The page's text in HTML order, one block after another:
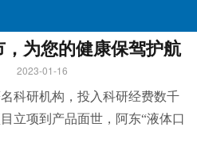
为您的健康保驾护航
2023-01-16
科研机构，投入科研经费数千
立项到产品面世，阿东“液体口